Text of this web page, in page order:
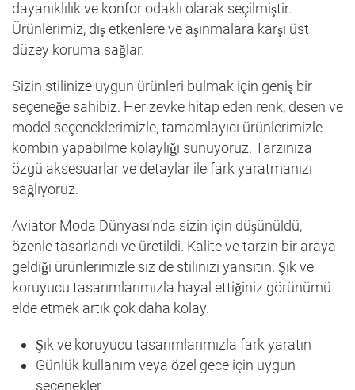
dayanıklılık ve konfor odaklı olarak seçilmiştir.
Ürünlerimiz, dış etkenlere ve aşınmalara karşı üst
düzey koruma sağlar.
Sizin stilinize uygun ürünleri bulmak için geniş bir
seçeneğe sahibiz. Her zevke hitap eden renk, desen ve
model seçeneklerimizle, tamamlayıcı ürünlerimizle
kombin yapabilme kolaylığı sunuyoruz. Tarzınıza
özgü aksesuarlar ve detaylar ile fark yaratmanızı
sağlıyoruz.
Aviator Moda Dünyası’nda sizin için düşünüldü,
özenle tasarlandı ve üretildi. Kalite ve tarzın bir araya
geldiği ürünlerimizle siz de stilinizi yansıtın. Şık ve
koruyucu tasarımlarımızla hayal ettiğiniz görünümü
elde etmek artık çok daha kolay.
Şık ve koruyucu tasarımlarımızla fark yaratın
Günlük kullanım veya özel gece için uygun
seçenekler